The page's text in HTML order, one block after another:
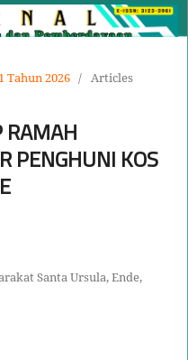
Tahun 2026 / Articles
RAMAH
PENGHUNI KOS
Santa Ursula, Ende,